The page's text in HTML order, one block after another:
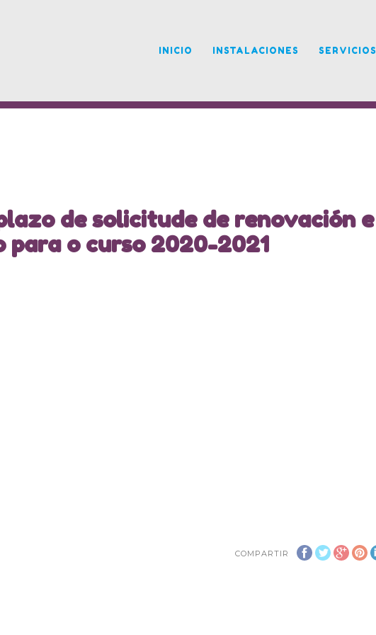
INICIO INSTALACIONES SERVICIOS
de solicitude de renovación e
para o curso 2020-2021
COMPARTIR